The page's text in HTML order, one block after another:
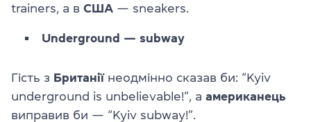
trainers, а в США — sneakers.
Underground — subway
Гість з Британіїнеодмінно сказав би: “Kyiv
underground is unbelievable!”, а американець
виправив би — “Kyiv subway!”.